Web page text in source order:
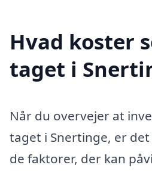
Hvad koster
taget i
Når du overvejer at
taget i Snertinge, er
de faktorer, der kan